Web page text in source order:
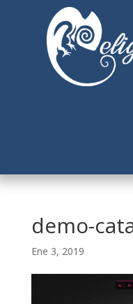
demo-
Ene 3, 2019